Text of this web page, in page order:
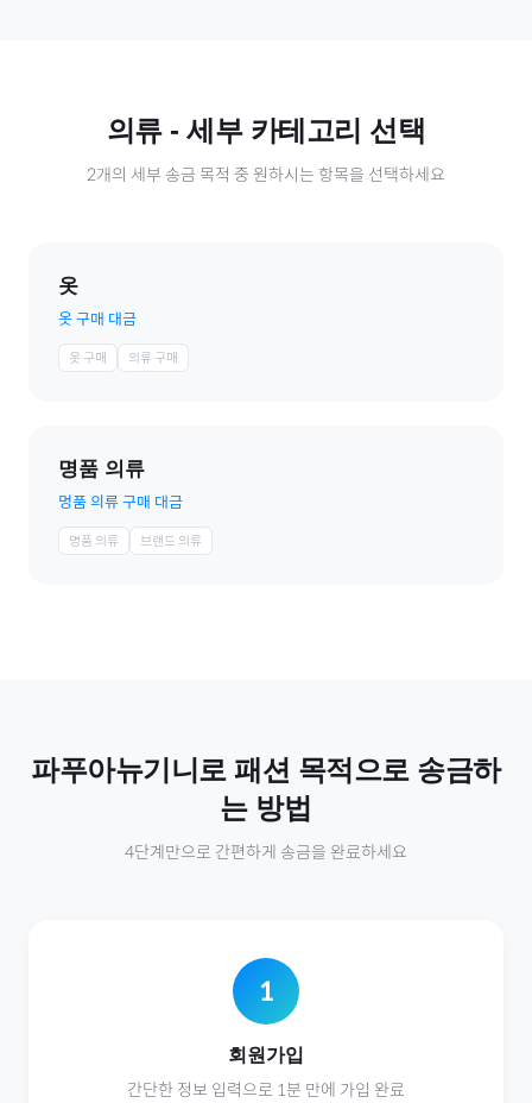
의류- 세부 카테고리 선택
2개의 세부 송금 목적 중 원하시는 항목을 선택하세요
옷
옷 구매 대금
옷 구매 의류 구매
명품 의류
명품 의류 구매 대금
명품 의류 브랜드 의류
파푸아뉴기니 로 패션 목적으로 송금하
는 방법
4단계만으로 간편하게 송금을 완료하세요
1
회원가입
간단한 정보 입력으로 1분 만에 가입 완료